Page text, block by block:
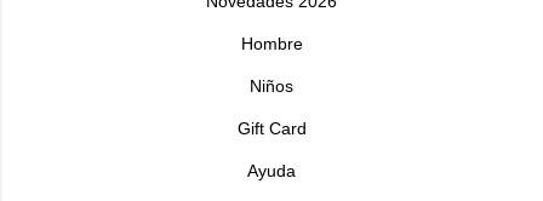
Hombre
Niños
Gift Card
Ayuda